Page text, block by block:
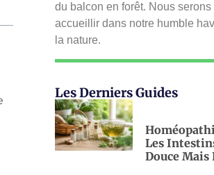
du balcon en forêt. Nous
accueillir dans notre humble
la nature.
Les Derniers Guides
Les
Douce Mais